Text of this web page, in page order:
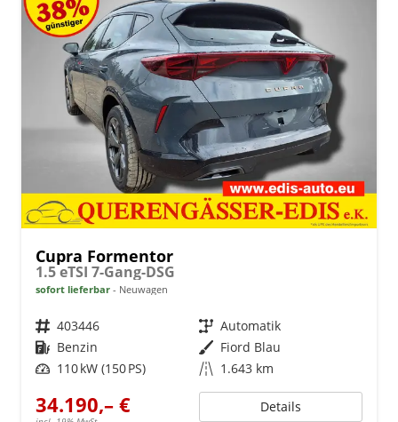
Cupra Formentor
1.5 eTSI 7-Gang-DSG
sofort lieferbar Neuwagen
Fahrzeugnr. 403446 Getriebe Automatik
Kraftstoff Benzin Außenfarbe Fiord Blau
Leistung 110 kW (150 PS) Kilometerstand 1.643 km
34.190,– € Details